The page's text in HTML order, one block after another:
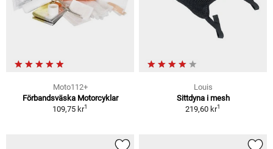
Moto112+
Förbandsväska Motorcyklar
109,75 kr1
Louis
Sittdyna i mesh
219,60 kr1